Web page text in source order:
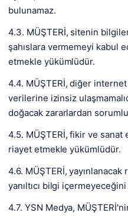
bulunamaz.
4.3. MÜŞTERİ, sitenin
şahıslara vermemeyi kabul
etmekle yükümlüdür.
4.4. MÜŞTERİ, diğer internet
verilerine izinsiz
doğacak zararlardan
4.5. MÜŞTERİ, fikir ve
riayet etmekle yükümlüdür.
4.6. MÜŞTERİ,
yanıltıcı bilgi
4.7. YSN Medya,